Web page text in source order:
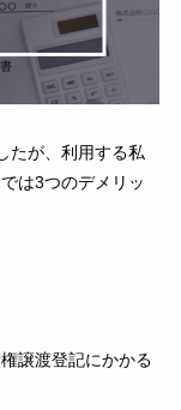
たが、利用する私
は3つのデメリッ
譲渡登記にかかる